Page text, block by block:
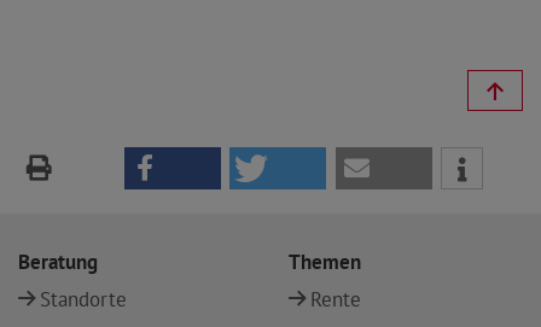
Beratung
Standorte
Themen
Rente